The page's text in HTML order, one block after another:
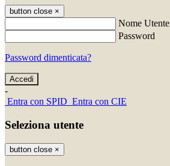
button close ×
Nome Utente
Password
Password dimenticata?
-
Entra con SPID Entra con CIE
Seleziona utente
button close ×